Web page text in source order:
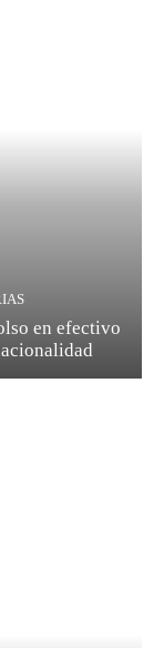
en efectivo